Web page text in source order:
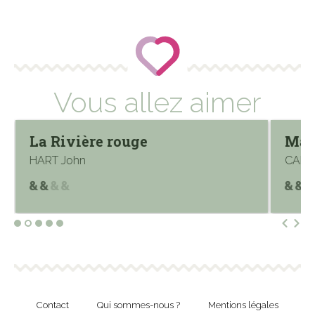
Vous allez aimer
La Rivière rouge
HART John
Contact Qui sommes-nous ? Mentions légales